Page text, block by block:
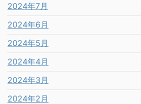
2024年7月
2024年6月
2024年5月
2024年4月
2024年3月
2024年2月